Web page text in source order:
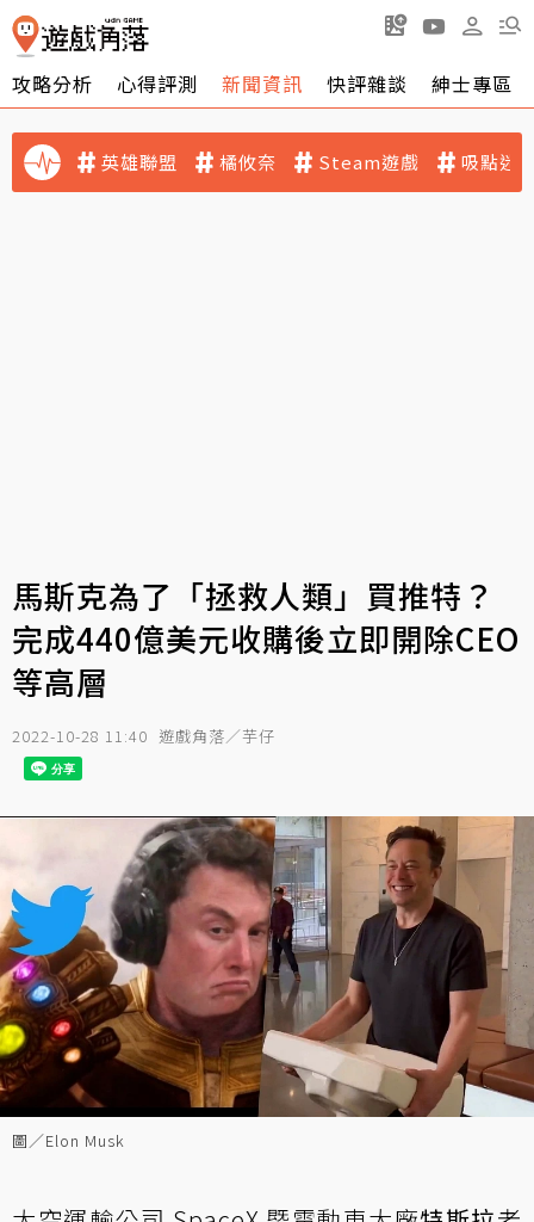
攻略分析 心得評測 新聞資訊 快評雜談 紳士專區
英雄聯盟 橘攸奈 Steam遊戲 吸點迷
馬斯克為了「拯救人類」買推特？
完成440億美元收購後立即開除CEO
等高層
2022-10-28 11:40 遊戲角落／芋仔
圖／Elon Musk